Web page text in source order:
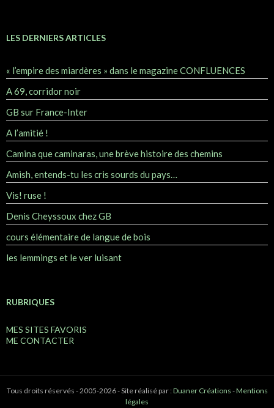
LES DERNIERS ARTICLES
« l’empire des miardères » dans le magazine CONFLUENCES
A 69, corridor noir
GB sur France-Inter
A l’amitié !
Camina que caminaras, une brève histoire des chemins
Amish, entends-tu les cris sourds du pays…
Vis! ruse !
Denis Cheyssoux chez GB
cours élémentaire de langue de bois
les lemmings et le ver luisant
RUBRIQUES
MES SITES FAVORIS
ME CONTACTER
Tous droits réservés - 2005-2026 - Site réalisé par :Duaner Créations -Mentions
légales